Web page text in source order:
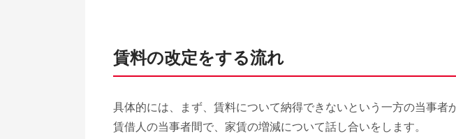
賃料の改定をする流れ
具体的には、まず、賃料について納得できないという一方の当事者
賃借人の当事者間で、家賃の増減について話し合いをします。